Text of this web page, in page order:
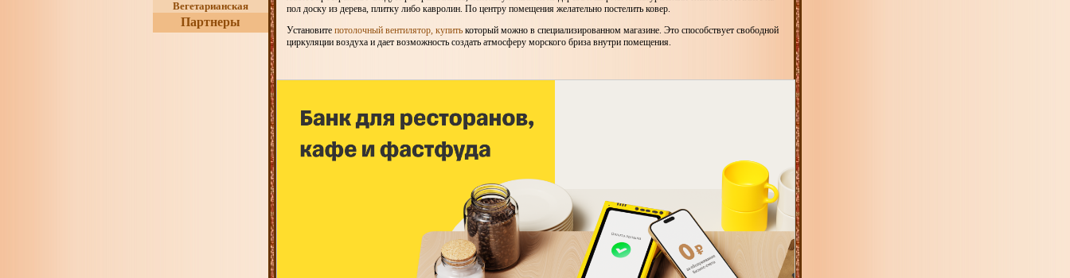
Вегетарианская
Партнеры
пол доску из дерева, плитку либо кавролин. По центру помещения желательно постелить ковер.
Установите потолочный вентилятор, купить который можно в специализированном магазине. Это способствует свободной
циркуляции воздуха и дает возможность создать атмосферу морского бриза внутри помещения.